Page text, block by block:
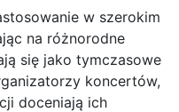
w szerokim
na różnorodne
się jako tymczasowe
koncertów,
doceniają ich